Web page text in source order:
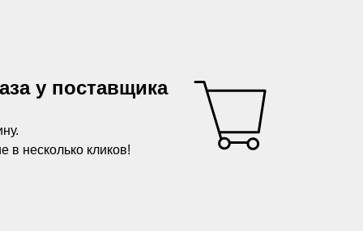
у поставщика
несколько кликов!